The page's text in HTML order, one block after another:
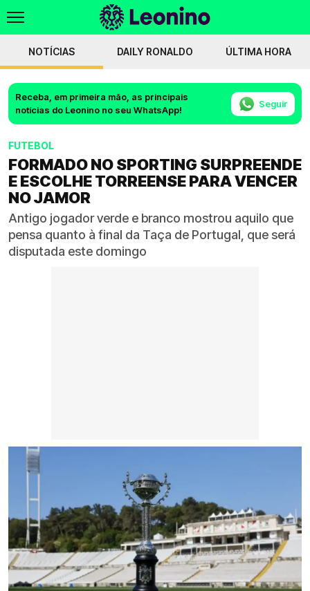
NOTÍCIAS DAILY RONALDO ÚLTIMA HORA
Receba, em primeira mão, as principais
notícias do Leonino no seu WhatsApp!
Seguir
FUTEBOL
FORMADO NO SPORTING SURPREENDE
E ESCOLHE TORREENSE PARA VENCER
NO JAMOR
Antigo jogador verde e branco mostrou aquilo que
pensa quanto à final da Taça de Portugal, que será
disputada este domingo